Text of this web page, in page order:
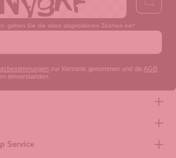
geben Sie die oben abgebildeten Zeichen ein*
zur Kenntnis genommen und dieAGB
einverstanden.
Service